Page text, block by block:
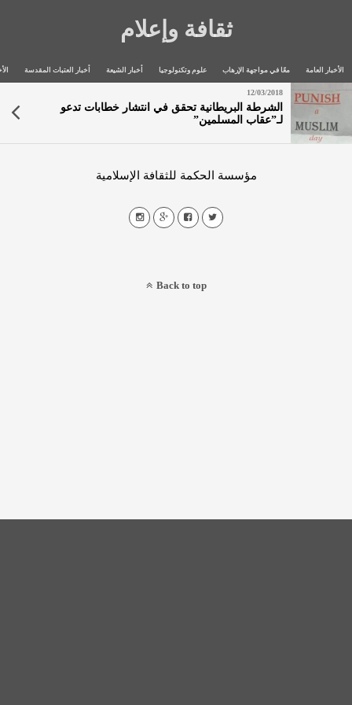
ثقافة وإعلام
الأخبار العامة معًا في مواجهة الإرهاب علوم وتكنولوجيا أخبار الشيعة أخبار العتبات المقدسة
12/03/2018
الشرطة البريطانية تحقق في انتشار خطابات تدعو
لـ”عقاب المسلمين”
مؤسسة الحكمة للثقافة الإسلامية
Back to top